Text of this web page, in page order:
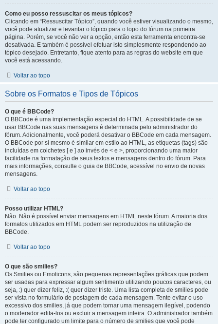
Como eu posso ressuscitar os meus tópicos?
Clicando em “Ressuscitar Tópico”, quando você estiver visualizando o mesmo,
você pode atualizar e levantar o tópico para o topo do fórum na primeira
página. Porém, se você não ver a opção, então esta ferramenta encontra-se
desativada. E também é possível efetuar isto simplesmente respondendo ao
tópico desejado. Entretanto, fique atento para as regras do website em que
você está acessando.
Voltar ao topo
Sobre os Formatos e Tipos de Tópicos
O que é BBCode?
O BBCode é uma implementação especial do HTML. A possibilidade de se
usar BBCode nas suas mensagens é determinada pelo administrador do
fórum. Adicionalmente, você poderá desativar o BBCode em cada mensagem.
O BBCode por si mesmo é similar em estilo ao HTML, as etiquetas (tags) são
incluídas em colchetes [ e ] ao invés de < e >, proporcionando uma maior
facilidade na formatação de seus textos e mensagens dentro do fórum. Para
mais informações, consulte o guia de BBCode, acessível no envio de novas
mensagens.
Voltar ao topo
Posso utilizar HTML?
Não. Não é possível enviar mensagens em HTML neste fórum. A maioria dos
formatos utilizados em HTML podem ser reproduzidos na utilização de
BBCode.
Voltar ao topo
O que são smilies?
Os Smilies ou Emoticons, são pequenas representações gráficas que podem
ser usadas para expressar algum sentimento utilizando poucos caracteres, ou
seja, :) quer dizer feliz, :( quer dizer triste. Uma lista completa de smilies pode
ser vista no formulário de postagem de cada mensagem. Tente evitar o uso
excessivo dos smilies, já que podem tornar uma mensagem ilegível, podendo
o moderador edita-los ou excluir a mensagem inteira. O administrador também
pode ter configurado um limite para o número de smilies que você pode